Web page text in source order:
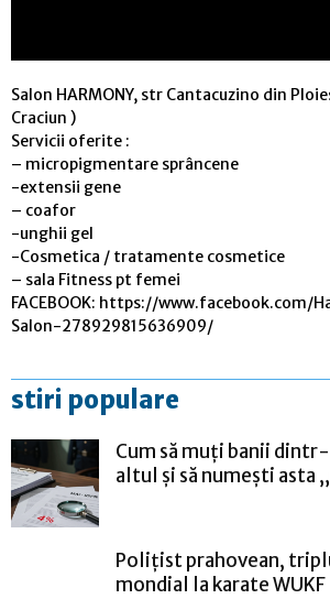
Salon HARMONY, str Cantacuzino din
Craciun )
Servicii oferite :
– micropigmentare sprâncene
-extensii gene
– coafor
-unghii gel
-Cosmetica / tratamente cosmetice
– sala Fitness pt femei
FACEBOOK: https://www.facebook.com/
Salon-278929815636909/
stiri populare
Cum să muți banii
altul și să numești asta
Polițist prahovean,
mondial la karate WUKF